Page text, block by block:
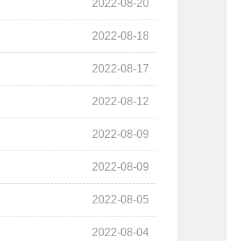
2022-08-20
2022-08-18
2022-08-17
2022-08-12
2022-08-09
2022-08-09
2022-08-05
2022-08-04